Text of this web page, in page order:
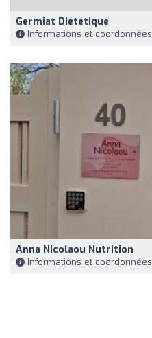
Germiat Diététique
Informations et coordonnées
Anna Nicolaou Nutrition
Informations et coordonnées